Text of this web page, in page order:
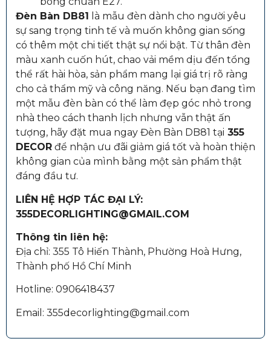
Đèn Bàn DB81
là mẫu đèn dành cho người yêu
sự sang trọng tinh tế và muốn không gian sống
có thêm một chi tiết thật sự nổi bật. Từ thân đèn
màu xanh cuốn hút, chao vải mềm dịu đến tổng
thể rất hài hòa, sản phẩm mang lại giá trị rõ ràng
cho cả thẩm mỹ và công năng. Nếu bạn đang tìm
một mẫu đèn bàn có thể làm đẹp góc nhỏ trong
nhà theo cách thanh lịch nhưng vẫn thật ấn
tượng, hãy đặt mua ngay Đèn Bàn DB81 tại 355
DECOR để nhận ưu đãi giảm giá tốt và hoàn thiện
không gian của mình bằng một sản phẩm thật
đáng đầu tư.
LIÊN HỆ HỢP TÁC ĐẠI LÝ:
355DECORLIGHTING@GMAIL.COM
Thông tin liên hệ:
Địa chỉ: 355 Tô Hiến Thành, Phường Hoà Hưng,
Thành phố Hồ Chí Minh
Hotline: 0906418437
Email: 355decorlighting@gmail.com